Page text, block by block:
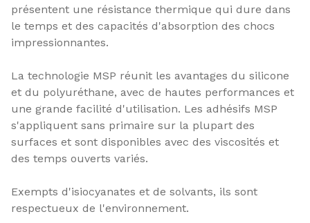
présentent une résistance thermique qui dure dans
le temps et des capacités d'absorption des chocs
impressionnantes.
La technologie MSP réunit les avantages du silicone
et du polyuréthane, avec de hautes performances et
une grande facilité d'utilisation. Les adhésifs MSP
s'appliquent sans primaire sur la plupart des
surfaces et sont disponibles avec des viscosités et
des temps ouverts variés.
Exempts d'isiocyanates et de solvants, ils sont
respectueux de l'environnement.